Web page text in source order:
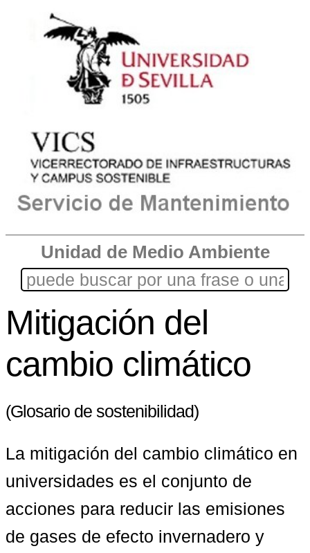
Unidad de Medio Ambiente
Mitigación del
cambio climático
(Glosario de sostenibilidad)
La mitigación del cambio climático en
universidades es el conjunto de
acciones para reducir las emisiones
de gases de efecto invernadero y